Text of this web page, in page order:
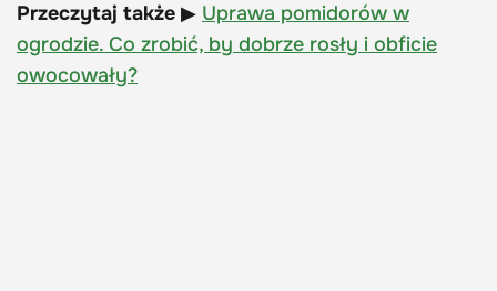
Przeczytaj także ▶ Uprawa pomidorów w
ogrodzie. Co zrobić, by dobrze rosły i obficie
owocowały?